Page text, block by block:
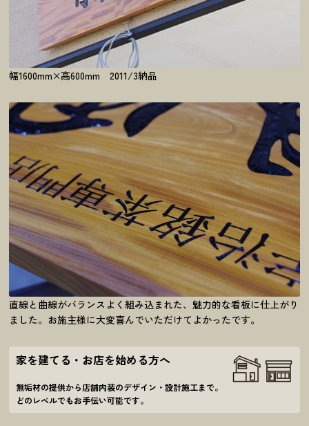
幅1600mm×高600mm 2011/3納品
直線と曲線がバランスよく組み込まれた、魅力的な看板に仕上がり
ました。お施主様に大変喜んでいただけてよかったです。
家を建てる・お店を始める方へ
無垢材の提供から店舗内装のデザイン・設計施工まで。
どのレベルでもお手伝い可能です。